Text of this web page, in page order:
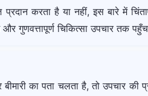
प्रदान करता है या नहीं, इस बारे में
चिकित्सा उपचार तक पहुँच
का पता चलता है, तो उपचार की